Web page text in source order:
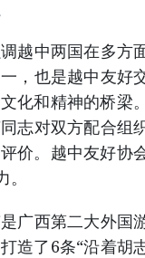
越中两国在多方
，也是越中友好
化和精神的桥梁。
志对双方配合组
价。越中友好协
广西第二大外国
造了6条“沿着胡